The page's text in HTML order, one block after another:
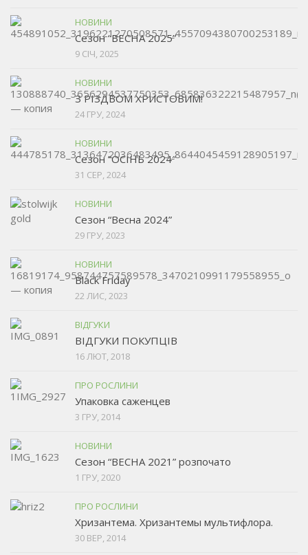
НОВИНИ
Сезон “ВЕСНА 2025”
9 СІЧ, 2025
НОВИНИ
З РІЗДВОМ ХРИСТОВИМ!
24 ГРУ, 2024
НОВИНИ
Сезон ”ОСІНЬ 2024″
31 СЕР, 2024
НОВИНИ
Сезон “Весна 2024”
29 ГРУ, 2023
НОВИНИ
Black Friday
22 ЛИС, 2023
ВІДГУКИ
ВІДГУКИ ПОКУПЦІВ
16 ЛЮТ, 2018
ПРО РОСЛИНИ
Упаковка саженцев
3 ГРУ, 2014
НОВИНИ
Сезон “ВЕСНА 2021” розпочато
1 ГРУ, 2020
ПРО РОСЛИНИ
Хризантема. Хризантемы мультифлора.
30 ВЕР, 2014